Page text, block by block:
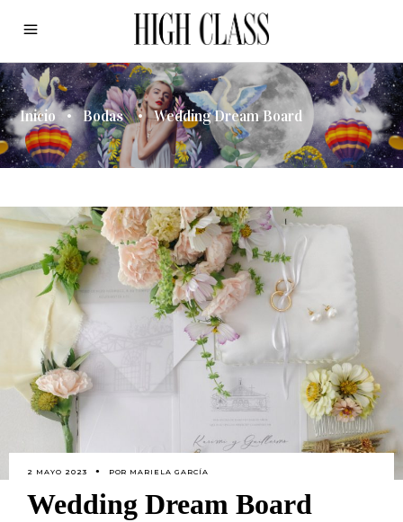
Inicio • Bodas • Wedding Dream Board
2 MAYO 2023 POR MARIELA GARCÍA
Wedding Dream Board